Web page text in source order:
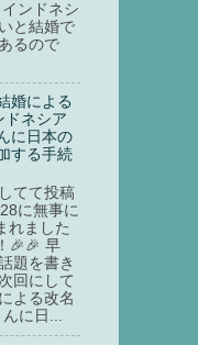
ンドネシ
と結婚で
るので
婚による
ドネシア
に日本の
する手続
てて投稿
に無事に
れました
🎉🎉 早
題を書き
回にして
よる改名
に日...